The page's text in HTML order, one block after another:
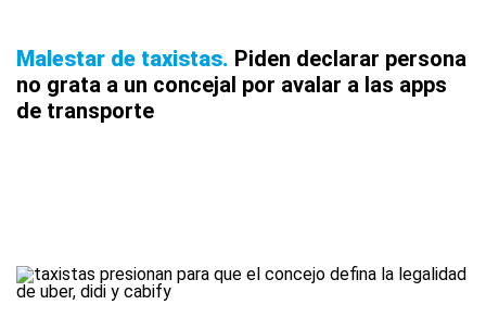
Malestar de taxistas Piden declarar persona
no grata a un concejal por avalar a las apps
de transporte